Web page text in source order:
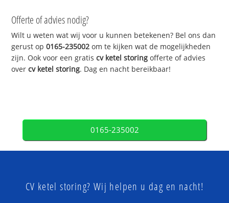
Offerte of advies nodig?
Wilt u weten wat wij voor u kunnen betekenen? Bel ons dan
gerust op0165-235002 om te kijken wat de mogelijkheden
zijn. Ook voor een gratiscv ketel storing offerte of advies
overcv ketel storing. Dag en nacht bereikbaar!
0165-235002
CV ketel storing? Wij helpen u dag en nacht!